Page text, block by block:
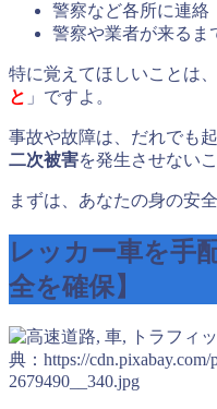
警察など各所に連絡
警察や業者が来るま
特に覚えてほしいことは
と 」ですよ。
事故や故障は、だれでも
二次被害を発生させない
まずは、あなたの身の安
レッカー車を手
全を確保】
典：https://
2679490__340.jpg